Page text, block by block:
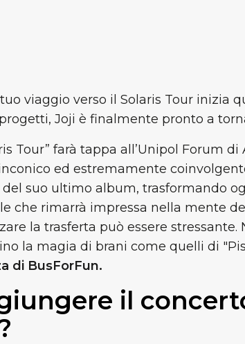
viaggio verso il Solaris Tour inizia
Joji è finalmente pronto a
Tour” farà tappa all’Unipol Forum
ed estremamente
suo ultimo album, trasformando
che rimarrà impressa nella mente
la trasferta può essere stressante.
la magia di brani come quelli di
di BusForFun.
il